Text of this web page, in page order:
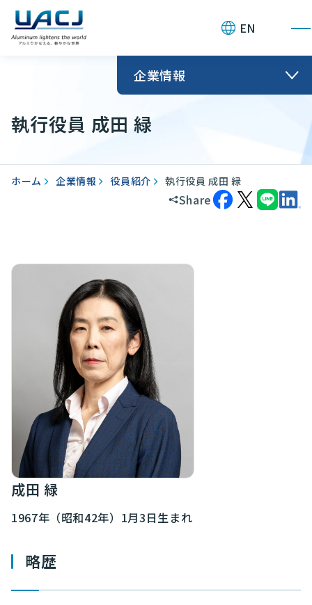
EN
企業情報
執行役員 成田 緑
ホーム 企業情報 役員紹介 執行役員 成田 緑
Share
成田 緑
1967年（昭和42年）1月3日生まれ
略歴